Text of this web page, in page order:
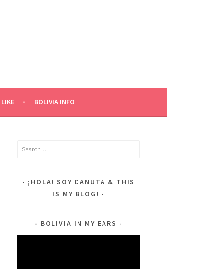
BOLIVIA INFO
Search
¡HOLA! SOY DANUTA & THIS
IS MY BLOG!
BOLIVIA IN MY EARS